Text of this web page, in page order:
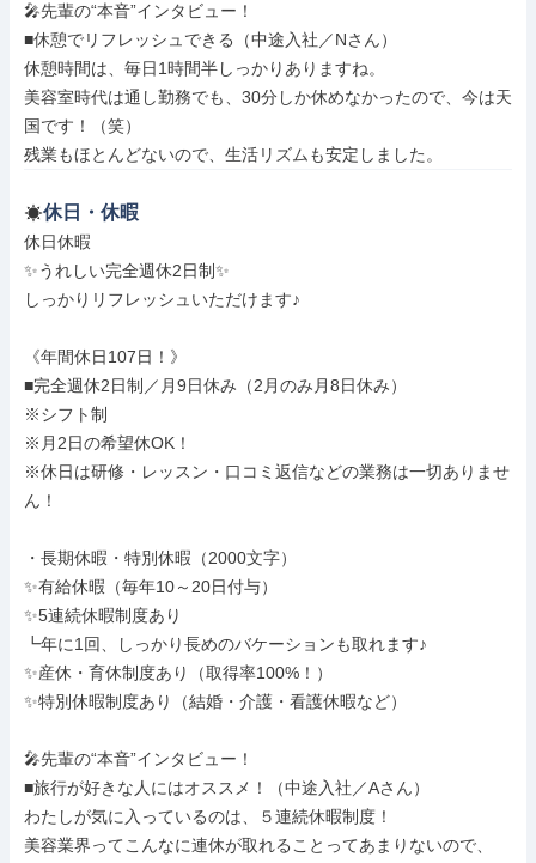
🎤先輩の“本音”インタビュー！
■休憩でリフレッシュできる（中途入社／Nさん）
休憩時間は、毎日1時間半しっかりありますね。
美容室時代は通し勤務でも、30分しか休めなかったので、今は天
国です！（笑）
残業もほとんどないので、生活リズムも安定しました。
休日・休暇
休日休暇
✨うれしい完全週休2日制✨
しっかりリフレッシュいただけます♪
《年間休日107日！》
■完全週休2日制／月9日休み（2月のみ月8日休み）
※シフト制
※月2日の希望休OK！
※休日は研修・レッスン・口コミ返信などの業務は一切ありませ
ん！
・長期休暇・特別休暇（2000文字）
✨有給休暇（毎年10～20日付与）
✨5連続休暇制度あり
┗年に1回、しっかり長めのバケーションも取れます♪
✨産休・育休制度あり（取得率100%！）
✨特別休暇制度あり（結婚・介護・看護休暇など）
🎤先輩の“本音”インタビュー！
■旅行が好きな人にはオススメ！（中途入社／Aさん）
わたしが気に入っているのは、５連続休暇制度！
美容業界ってこんなに連休が取れることってあまりないので、